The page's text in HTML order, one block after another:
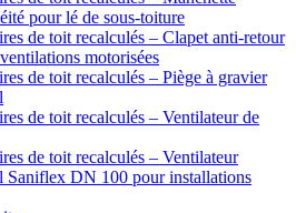
pour lé de sous-toiture
de toit recalculés – Clapet anti-retour
motorisées
de toit recalculés – Piège à gravier
de toit recalculés – Ventilateur de
de toit recalculés – Ventilateur
Saniflex DN 100 pour installations